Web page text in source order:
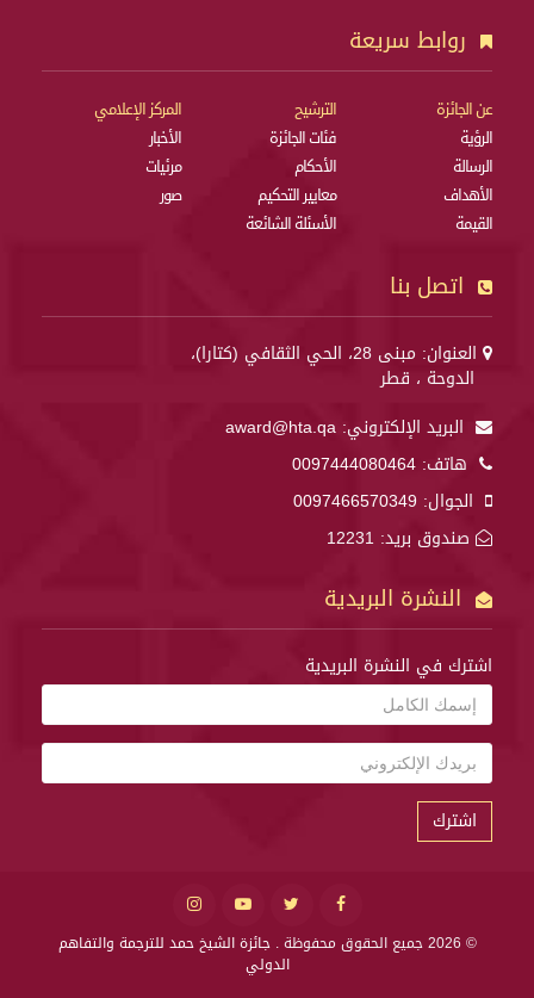
روابط سريعة
عن الجائزة
الرؤية
الرسالة
الأهداف
القيمة
الترشيح
فئات الجائزة
الأحكام
معايير التحكيم
الأسئلة الشائعة
المركز الإعلامي
الأخبار
مرئيات
صور
اتصل بنا
العنوان: مبنى 28، الحي الثقافي (كتارا)،
الدوحة ، قطر
البريد الإلكتروني: award@hta.qa
هاتف: 0097444080464
الجوال: 0097466570349
صندوق بريد: 12231
النشرة البريدية
اشترك في النشرة البريدية
اشترك
© 2026 جميع الحقوق محفوظة .
جائزة الشيخ حمد للترجمة والتفاهم
الدولي